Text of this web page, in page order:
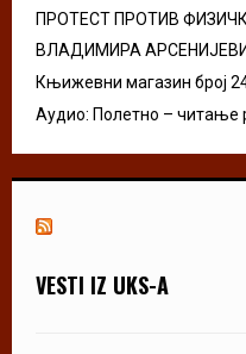
ПРОТЕСТ ПРОТИВ
ВЛАДИМИРА
Књижевни магазин број
Аудио: Полетно – читање
VESTI IZ UKS-A